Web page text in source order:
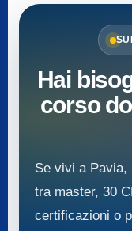
Hai
corso
Se vivi a Pavia,
tra master, 30
certificazioni o